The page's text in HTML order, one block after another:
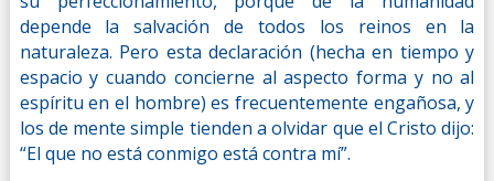
depende la salvación de todos los reinos en la
naturaleza. Pero esta declaración (hecha en tiempo y
espacio y cuando concierne al aspecto forma y no al
espíritu en el hombre) es frecuentemente engañosa, y
los de mente simple tienden a olvidar que el Cristo dijo:
“El que no está conmigo está contra mí”.